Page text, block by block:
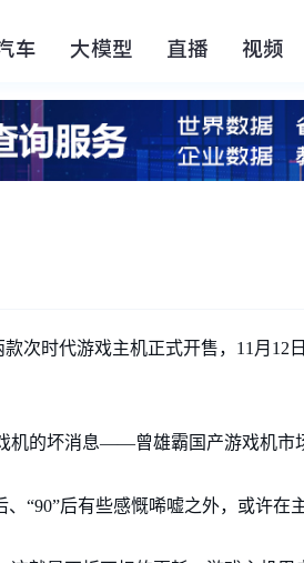
车 大模型 直播 视频
款次时代游戏主机正式开售，11月
机的坏消息——曾雄霸国产游戏机市
“90”后有些感慨唏嘘之外，或许在